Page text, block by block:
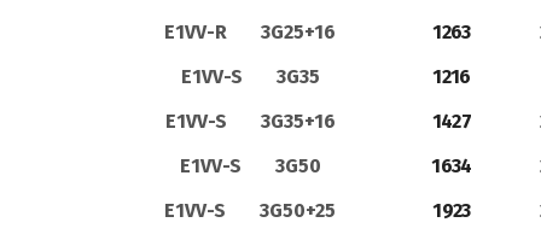
E1VV-R 3G25+16
1263
E1VV-S 3G35
1216
E1VV-S 3G35+16
1427
E1VV-S 3G50
1634
E1VV-S 3G50+25
1923